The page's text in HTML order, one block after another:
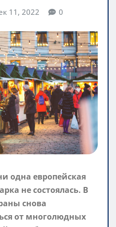
11, 2022 0
одна европейская
не состоялась. В
снова
от многолюдных